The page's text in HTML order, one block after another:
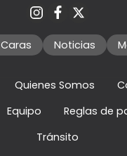
Caras Noticias
Quienes Somos
Equipo
Reglas de
Tránsito